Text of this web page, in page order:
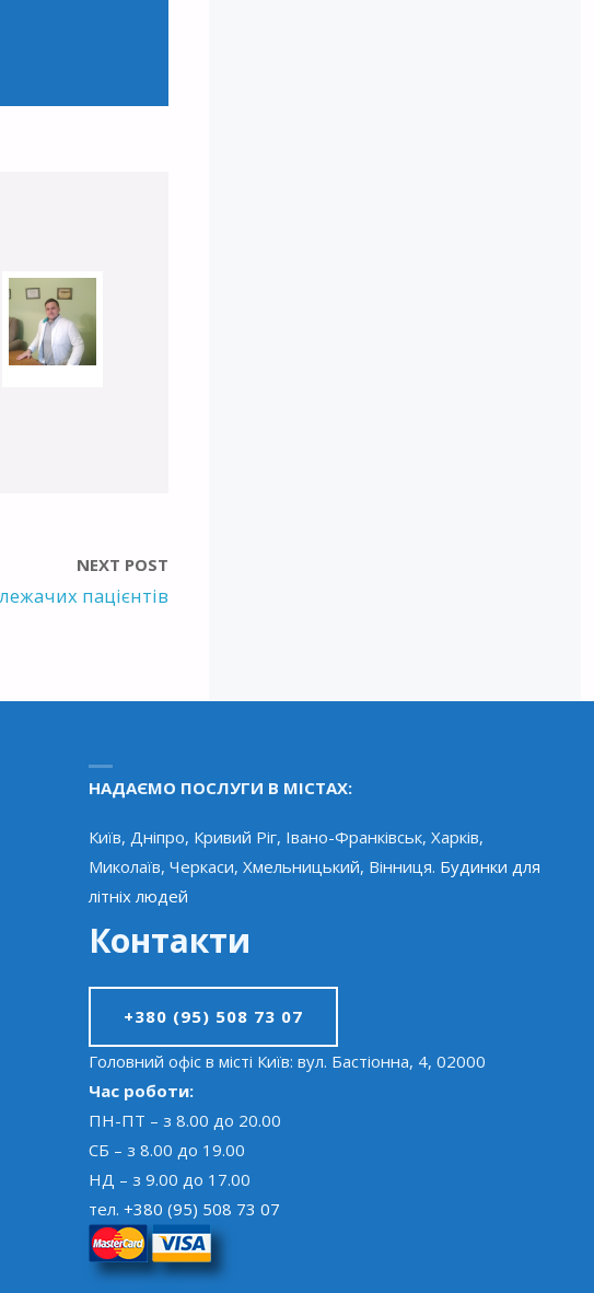
NEXT POST
пацієнтів
НАДАЄМО ПОСЛУГИ В МІСТАХ:
Київ, Дніпро, Кривий Ріг, Івано-Франківськ, Харків,
Миколаїв, Черкаси, Хмельницький, Вінниця. Будинки для
літніх людей
Контакти
+380 (95) 508 73 07
Головний офіс в місті Київ: вул. Бастіонна, 4, 02000
Час роботи:
ПН-ПТ – з 8.00 до 20.00
СБ – з 8.00 до 19.00
НД – з 9.00 до 17.00
тел. +380 (95) 508 73 07